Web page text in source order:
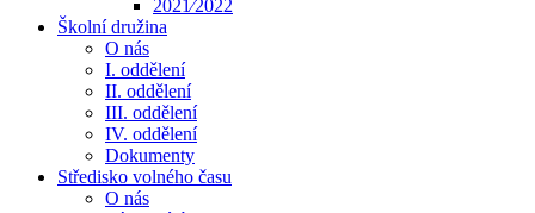
2021⁄2022
Školní družina
O nás
I. oddělení
II. oddělení
III. oddělení
IV. oddělení
Dokumenty
Středisko volného času
O nás